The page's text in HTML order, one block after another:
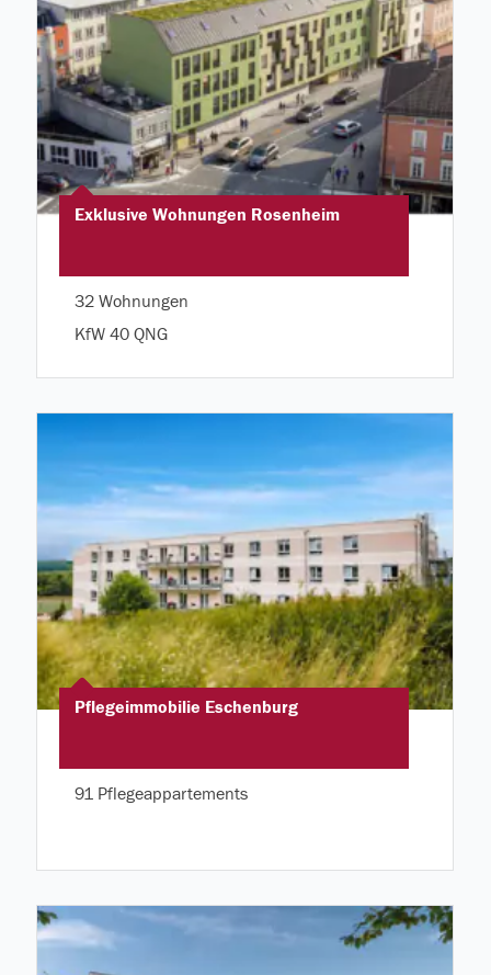
Exklusive Wohnungen Rosenheim
32 Wohnungen
KfW 40 QNG
Pflegeimmobilie Eschenburg
91 Pflegeappartements